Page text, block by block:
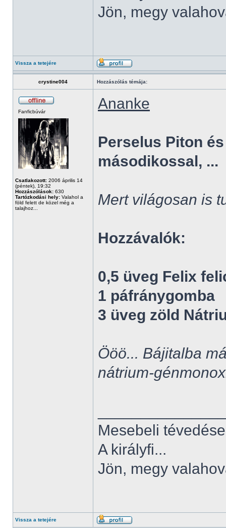
Jön, megy
Vissza a tetejére
crystine004 Hozzászólás témája:
Fanficbúvár
Csatlakozott: 2006 április 14
(péntek), 19:32
Hozzászólások: 630
Tartózkodási hely: Valahol a
föld felett de közel még a
talajhoz...
Ananke
Perselus Piton
másodikossal, ...
Mert világosan is
Hozzávalók:
0,5 üveg Felix
1 páfránygomba
3 üveg zöld
Ööö... Bájitalba
nátrium-
Mesebeli
A királyfi...
Jön, megy
Vissza a tetejére